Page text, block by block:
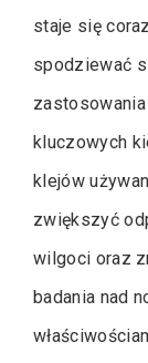
staje się
spodziewać
kluczowych
klejów
zwiększyć
wilgoci oraz
badania nad